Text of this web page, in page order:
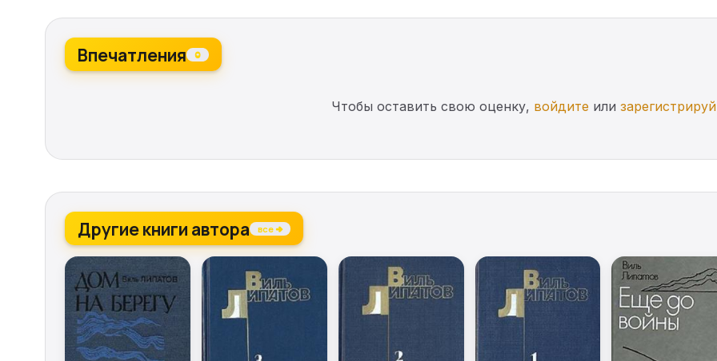
Впечатления 0
Чтобы оставить свою оценку, войдите или
Другие книги автора все →